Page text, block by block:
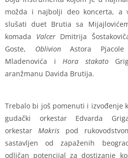
možda i najbolji deo koncerta, a
slušati duet Brutia sa
komada ValcerDmitrija
Goste, OblivionAstora Pjacole
Mladenovića iHora stakato
aranžmanu Davida Brutija.
Trebalo bi još pomenuti i izvođenje
gudački orkestar Edvarda
orkestar Makrispod
sastavljen od zapaženih
odličan potencijal za dostizanje